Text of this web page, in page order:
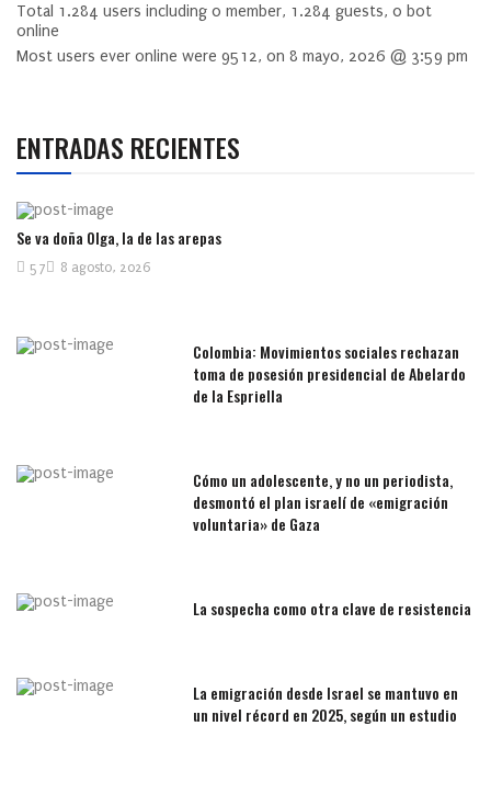
Total 1.284 users including 0 member, 1.284 guests, 0 bot
online
Most users ever online were 9512, on 8 mayo, 2026 @ 3:59 pm
ENTRADAS RECIENTES
Se va doña Olga, la de las arepas
8 agosto, 2026
57
Colombia: Movimientos sociales rechazan
toma de posesión presidencial de Abelardo
de la Espriella
Cómo un adolescente, y no un periodista,
desmontó el plan israelí de «emigración
voluntaria» de Gaza
La sospecha como otra clave de resistencia
La emigración desde Israel se mantuvo en
un nivel récord en 2025, según un estudio